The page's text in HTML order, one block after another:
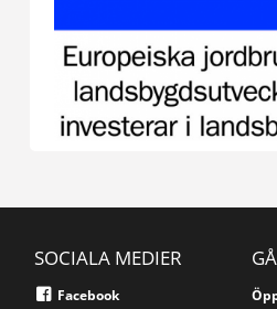
SOCIALA MEDIER
Facebook